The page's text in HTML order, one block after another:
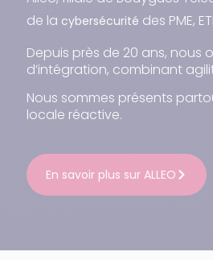
de la cybersécurité des PME,
Depuis près de 20 ans,
d’intégration, combinant
Nous sommes présents
locale réactive.
En savoir plus sur ALLEO